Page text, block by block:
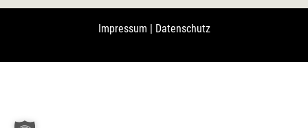
Impressum Datenschutz